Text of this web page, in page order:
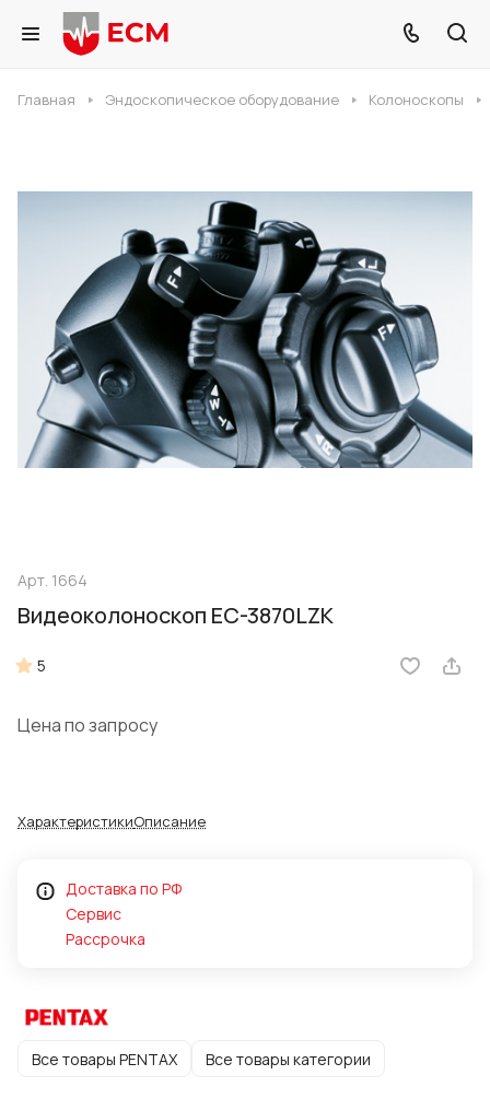
Главная Эндоскопическое оборудование Колоноскопы
Арт. 1664
Видеоколоноскоп EC-3870LZK
5
Цена по запросу
ХарактеристикиОписание
Доставка по РФ
Сервис
Рассрочка
Все товары PENTAX Все товары категории